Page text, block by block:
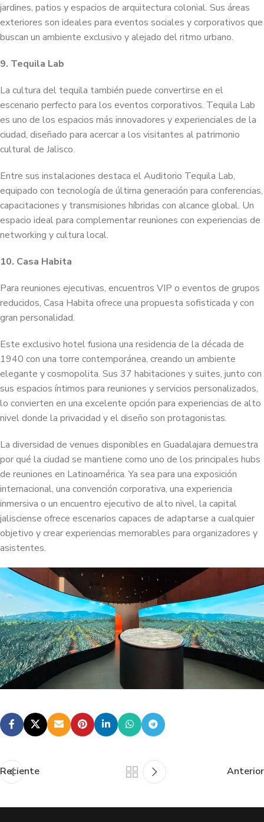
jardines, patios y espacios de arquitectura colonial. Sus áreas
exteriores son ideales para eventos sociales y corporativos que
buscan un ambiente exclusivo y alejado del ritmo urbano.
9. Tequila Lab
La cultura del tequila también puede convertirse en el
escenario perfecto para los eventos corporativos. Tequila Lab
es uno de los espacios más innovadores y experienciales de la
ciudad, diseñado para acercar a los visitantes al patrimonio
cultural de Jalisco.
Entre sus instalaciones destaca el Auditorio Tequila Lab,
equipado con tecnología de última generación para conferencias,
capacitaciones y transmisiones híbridas con alcance global. Un
espacio ideal para complementar reuniones con experiencias de
networking y cultura local.
10. Casa Habita
Para reuniones ejecutivas, encuentros VIP o eventos de grupos
reducidos, Casa Habita ofrece una propuesta sofisticada y con
gran personalidad.
Este exclusivo hotel fusiona una residencia de la década de
1940 con una torre contemporánea, creando un ambiente
elegante y cosmopolita. Sus 37 habitaciones y suites, junto con
sus espacios íntimos para reuniones y servicios personalizados,
lo convierten en una excelente opción para experiencias de alto
nivel donde la privacidad y el diseño son protagonistas.
La diversidad de venues disponibles en Guadalajara demuestra
por qué la ciudad se mantiene como uno de los principales hubs
de reuniones en Latinoamérica. Ya sea para una exposición
internacional, una convención corporativa, una experiencia
inmersiva o un encuentro ejecutivo de alto nivel, la capital
jalisciense ofrece escenarios capaces de adaptarse a cualquier
objetivo y crear experiencias memorables para organizadores y
asistentes.
Reciente Anterior